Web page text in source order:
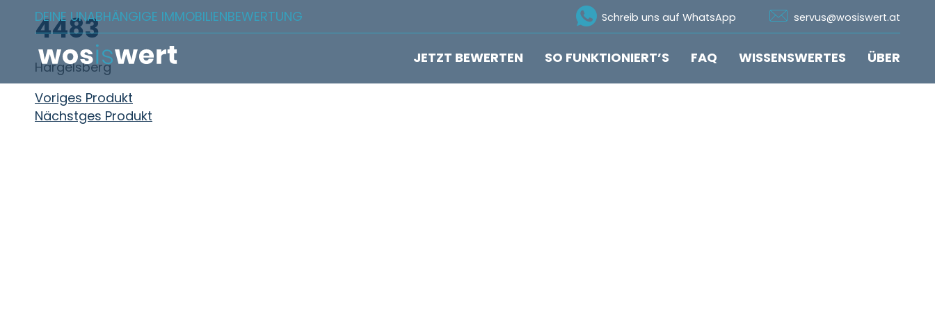
Zum Inhalt springen
DEINE UNABHÄNGIGE IMMOBILIENBEWERTUNG
Schreib uns auf WhatsApp
servus@wosiswert.at
JETZT BEWERTEN SO FUNKTIONIERT’S FAQ WISSENSWERTES ÜBER
4483
Hargelsberg
Beitragsnavigation
Voriges Produkt
Nächstges Produkt